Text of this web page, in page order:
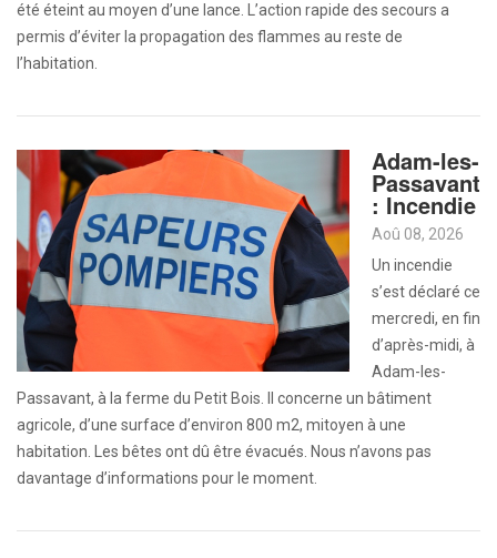
été éteint au moyen d’une lance. L’action rapide des secours a
permis d’éviter la propagation des flammes au reste de
l’habitation.
Adam-les-
Passavant
: Incendie
Aoû 08, 2026
Un incendie
s’est déclaré ce
mercredi, en fin
d’après-midi, à
Adam-les-
Passavant, à la ferme du Petit Bois. Il concerne un bâtiment
agricole, d’une surface d’environ 800 m2, mitoyen à une
habitation. Les bêtes ont dû être évacués. Nous n’avons pas
davantage d’informations pour le moment.